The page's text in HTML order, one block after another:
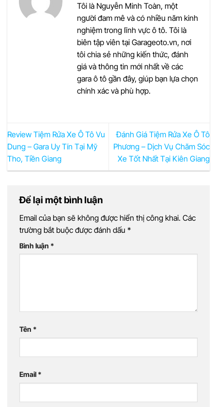
Tôi là Nguyễn Minh Toàn, một
người đam mê và có nhiều năm kinh
nghiệm trong lĩnh vực ô tô. Tôi là
biên tập viên tại Garageoto.vn, nơi
tôi chia sẻ những kiến thức, đánh
giá và thông tin mới nhất về các
gara ô tô gần đây, giúp bạn lựa chọn
chính xác và phù hợp.
Review Tiệm Rửa Xe Ô Tô Vu
Dung – Gara Uy Tín Tại Mỹ
Tho, Tiền Giang
Đánh Giá Tiệm Rửa Xe Ô Tô
Phương – Dịch Vụ Chăm Sóc
Xe Tốt Nhất Tại Kiên Giang
Để lại một bình luận
Email của bạn sẽ không được hiển thị công khai. Các
trường bắt buộc được đánh dấu *
Bình luận *
Tên *
Email *